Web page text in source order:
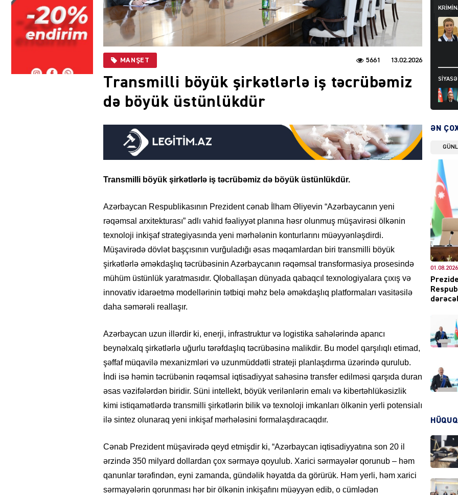
MANŞET 13.02.2026
5661
Transmilli böyük şirkətlərlə iş təcrübəmiz
də böyük üstünlükdür
Transmilli böyük şirkətlərlə iş təcrübəmiz də böyük üstünlükdür.
Azərbaycan Respublikasının Prezident cənab İlham Əliyevin “Azərbaycanın yeni
rəqəmsal arxitekturası” adlı vahid fəaliyyət planına həsr olunmuş müşavirəsi ölkənin
texnoloji inkişaf strategiyasında yeni mərhələnin konturlarını müəyyənləşdirdi.
Müşavirədə dövlət başçısının vurğuladığı əsas məqamlardan biri transmilli böyük
şirkətlərlə əməkdaşlıq təcrübəsinin Azərbaycanın rəqəmsal transformasiya prosesində
mühüm üstünlük yaratmasıdır. Qloballaşan dünyada qabaqcıl texnologiyalara çıxış və
innovativ idarəetmə modellərinin tətbiqi məhz belə əməkdaşlıq platformaları vasitəsilə
daha səmərəli reallaşır.
Azərbaycan uzun illərdir ki, enerji, infrastruktur və logistika sahələrində aparıcı
beynəlxalq şirkətlərlə uğurlu tərəfdaşlıq təcrübəsinə malikdir. Bu model qarşılıqlı etimad,
şəffaf müqavilə mexanizmləri və uzunmüddətli strateji planlaşdırma üzərində qurulub.
İndi isə həmin təcrübənin rəqəmsal iqtisadiyyat sahəsinə transfer edilməsi qarşıda duran
əsas vəzifələrdən biridir. Süni intellekt, böyük verilənlərin emalı və kibertəhlükəsizlik
kimi istiqamətlərdə transmilli şirkətlərin bilik və texnoloji imkanları ölkənin yerli potensialı
ilə sintez olunaraq yeni inkişaf mərhələsini formalaşdıracaqdır.
Cənab Prezident müşavirədə qeyd etmişdir ki, “Azərbaycan iqtisadiyyatına son 20 il
ərzində 350 milyard dollardan çox sərmayə qoyulub. Xarici sərmayələr qorunub – həm
qanunlar tərəfindən, eyni zamanda, gündəlik həyatda da görürük. Həm yerli, həm xarici
sərmayələrin qorunması hər bir ölkənin inkişafını müəyyən edib, o cümlədən
DÜNYA
DÜNYA
XARİCİ
ƏN
01.08.2026
HÜQUQ